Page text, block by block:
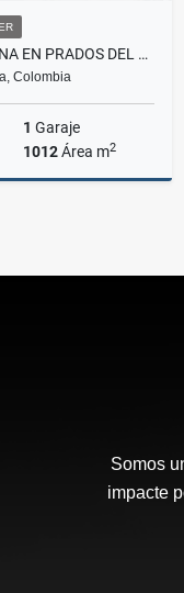
ARRIENDO OFICINA EN PRADOS DEL NORTE - 5
Colombia
1 Garaje
1012Área m2
Somos
impacte